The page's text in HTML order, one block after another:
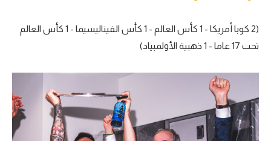
(2 كوبا أمريكا - 1 كأس العالم - 1 كأس الفيناليسيما - 1 كأس العالم
تحت 17 عاما - 1 ذهبية الأولمبياد)